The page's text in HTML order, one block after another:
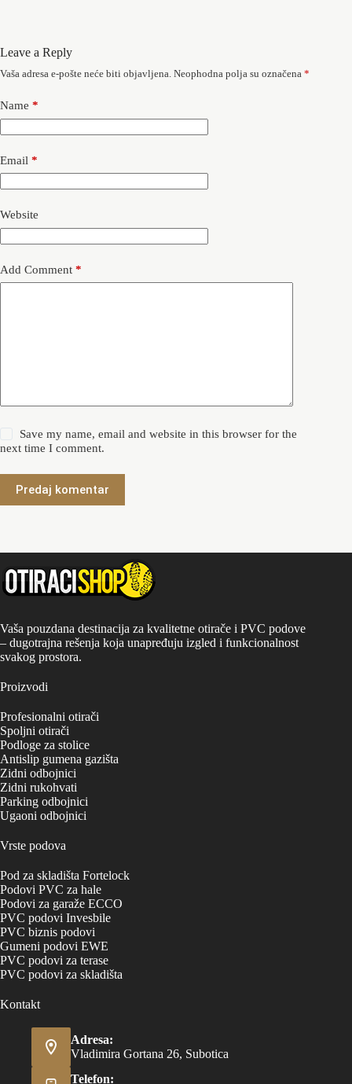
Leave a Reply
Vaša adresa e-pošte neće biti objavljena. Neophodna polja su označena *
Name *
Email *
Website
Add Comment *
Save my name, email and website in this browser for the
next time I comment.
Predaj komentar
Vaša pouzdana destinacija za kvalitetne otirače i PVC podove
– dugotrajna rešenja koja unapređuju izgled i funkcionalnost
svakog prostora.
Proizvodi
Profesionalni otirači
Spoljni otirači
Podloge za stolice
Antislip gumena gazišta
Zidni odbojnici
Zidni rukohvati
Parking odbojnici
Ugaoni odbojnici
Vrste podova
Pod za skladišta Fortelock
Podovi PVC za hale
Podovi za garaže ECCO
PVC podovi Invesbile
PVC biznis podovi
Gumeni podovi EWE
PVC podovi za terase
PVC podovi za skladišta
Kontakt
Adresa:
Vladimira Gortana 26, Subotica
Telefon: